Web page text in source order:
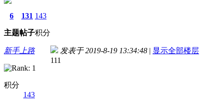
6
主题
131
帖子
143
积分
新手上路
积分
143
发表于 2019-8-19 13:34:48 | 显示全部楼层
111